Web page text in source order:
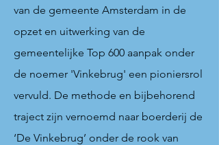
van de gemeente Amsterdam in de
opzet en uitwerking van de
gemeentelijke Top 600 aanpak onder
de noemer 'Vinkebrug' een pioniersrol
vervuld. De methode en bijbehorend
traject zijn vernoemd naar boerderij de
‘De Vinkebrug’ onder de rook van